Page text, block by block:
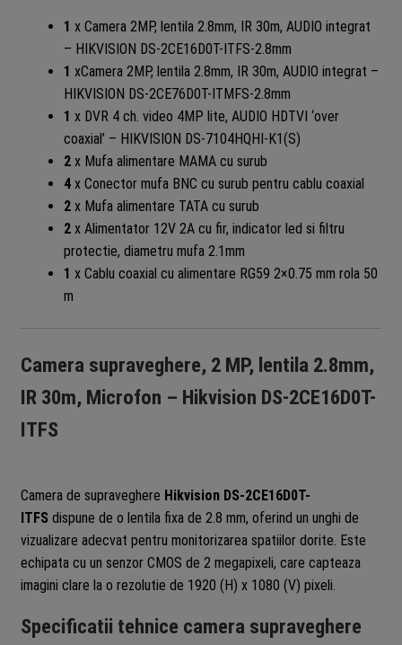
1 x Camera 2MP, lentila 2.8mm, IR 30m, AUDIO integrat
– HIKVISION DS-2CE16D0T-ITFS-2.8mm
1 xCamera 2MP, lentila 2.8mm, IR 30m, AUDIO integrat –
HIKVISION DS-2CE76D0T-ITMFS-2.8mm
1 x DVR 4 ch. video 4MP lite, AUDIO HDTVI ‘over
coaxial’ – HIKVISION DS-7104HQHI-K1(S)
2x Mufa alimentare MAMA cu surub
4x Conector mufa BNC cu surub pentru cablu coaxial
2x Mufa alimentare TATA cu surub
2x Alimentator 12V 2A cu fir, indicator led si filtru
protectie, diametru mufa 2.1mm
1 x Cablu coaxial cu alimentare RG59 2×0.75 mm rola 50
m
Camera supraveghere, 2 MP, lentila 2.8mm,
IR 30m, Microfon – Hikvision DS-2CE16D0T-
ITFS
Camera de supraveghere Hikvision DS-2CE16D0T-
ITFS dispune de o lentila fixa de 2.8 mm, oferind un unghi de
vizualizare adecvat pentru monitorizarea spatiilor dorite. Este
echipata cu un senzor CMOS de 2 megapixeli, care capteaza
imagini clare la o rezolutie de 1920 (H) x 1080 (V) pixeli.
Specificatii tehnice camera supraveghere